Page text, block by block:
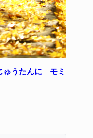
ゅうたんに モミ